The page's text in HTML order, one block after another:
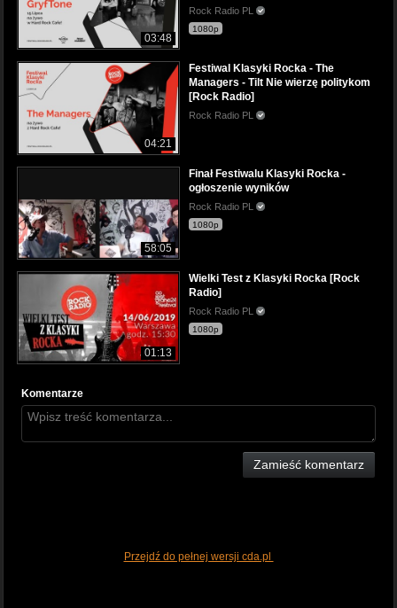
03:48
Rock Radio PL
1080p
04:21
Festiwal Klasyki Rocka - The
Managers - Tilt Nie wierzę politykom
[Rock Radio]
Rock Radio PL
58:05
Finał Festiwalu Klasyki Rocka -
ogłoszenie wyników
Rock Radio PL
1080p
01:13
Wielki Test z Klasyki Rocka [Rock
Radio]
Rock Radio PL
1080p
Komentarze
Zamieść komentarz
Przejdź do pełnej wersji cda.pl